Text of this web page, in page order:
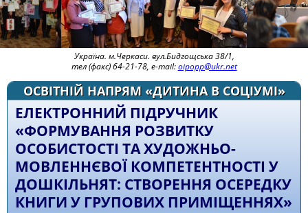
Україна. м.Черкаси. вул.Бидгощська 38/1,
тел (факс) 64-21-78, e-mail:oipopp@ukr.net
ОСВІТНІЙ НАПРЯМ «ДИТИНА В СОЦІУМІ»
ЕЛЕКТРОННИЙ ПІДРУЧНИК
«ФОРМУВАННЯ РОЗВИТКУ
ОСОБИСТОСТІ ТА ХУДОЖНЬО-
МОВЛЕННЄВОЇ КОМПЕТЕНТНОСТІ У
ДОШКІЛЬНЯТ: СТВОРЕННЯ ОСЕРЕДКУ
КНИГИ У ГРУПОВИХ ПРИМІЩЕННЯХ»